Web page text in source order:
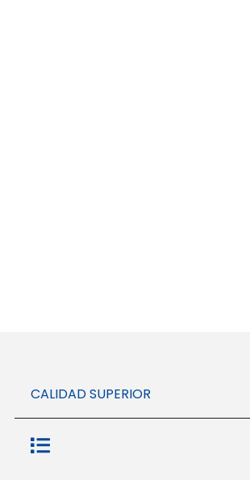
CALIDAD SUPERIOR